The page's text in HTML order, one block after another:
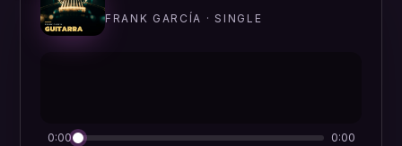
FRANK GARCÍA · SINGLE
0:00 0:00